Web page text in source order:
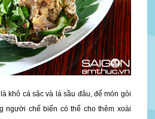
khô cá sặc và lá sầu đâu, để món gỏi
người chế biến có thể cho thêm xoài